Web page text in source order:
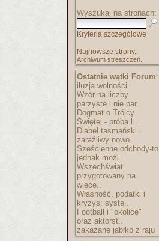
Wyszukaj na stronach:
Kryteria szczegółowe
Najnowsze strony..
Archiwum streszczeń..
Ostatnie wątki Forum:
iluzja wolności
Wzór na liczby
parzyste i nie par..
Dogmat o Trójcy
Świętej - próba l..
Diabeł tasmański i
zaraźliwy nowo..
Sześcienne odchody-to
jednak możl..
Wszechświat
przygotowany na
więce..
Własność, podatki i
kryzys: syste..
Football i "okolice"
oraz aktorst..
zakazane jabłko z raju